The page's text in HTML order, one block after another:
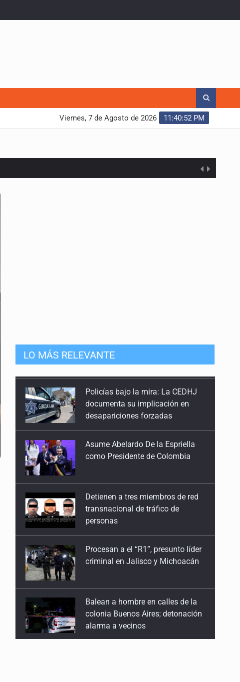
11:40:53 PM
Viernes, 7 de Agosto de 2026
LO MÁS RELEVANTE
Policías bajo la mira: La CEDHJ
documenta su implicación en
desapariciones forzadas
Asume Abelardo De la Espriella
como Presidente de Colombia
Detienen a tres miembros de red
transnacional de tráfico de
personas
Procesan a el “R1”, presunto líder
criminal en Jalisco y Michoacán
Balean a hombre en calles de la
colonia Buenos Aires; detonación
alarma a vecinos